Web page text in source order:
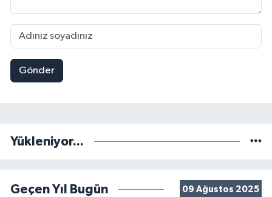
Gönder
Yükleniyor...
Geçen Yıl Bugün 09 Ağustos 2025